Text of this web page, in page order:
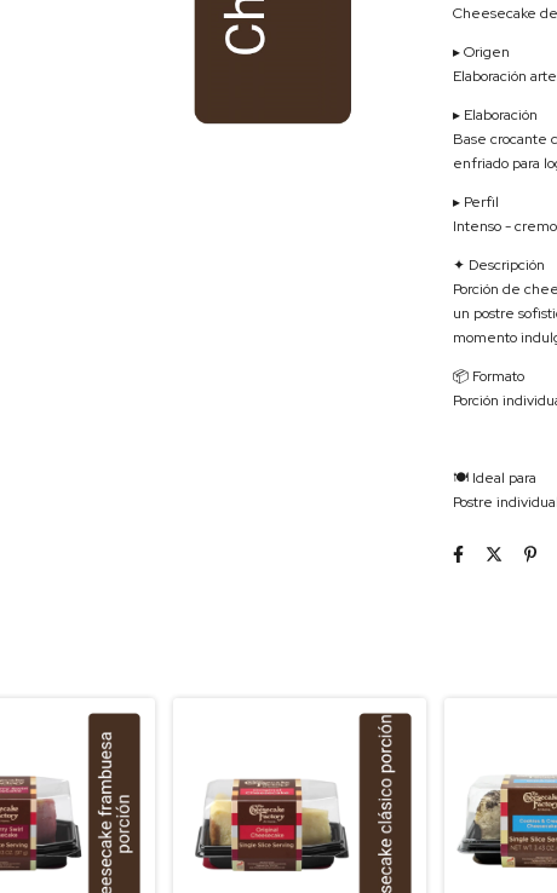
Cheesecake
▸ Origen
Elaboración
▸ Elaboración
Base crocante
enfriado para
▸ Perfil
Intenso -
✦ Descripción
Porción de
un postre
momento
📦 Formato
Porción
🍽 Ideal para
Postre